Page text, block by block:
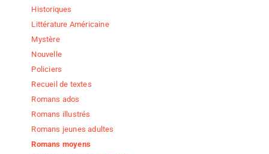
Historiques
Littérature Américaine
Mystère
Nouvelle
Policiers
Recueil de textes
Romans ados
Romans illustrés
Romans jeunes adultes
Romans moyens